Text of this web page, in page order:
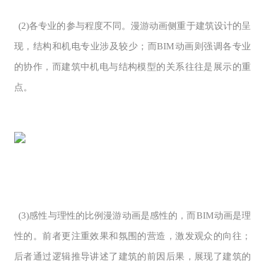
(2)各专业的参与程度不同。漫游动画侧重于建筑设计的呈
现，结构和机电专业涉及较少；而BIM动画则强调各专业
的协作，而建筑中机电与结构模型的关系往往是展示的重
点。
(3)感性与理性的比例漫游动画是感性的，而BIM动画是理
性的。前者更注重效果和氛围的营造，激发观众的向往；
后者通过逻辑推导讲述了建筑的前因后果，展现了建筑的